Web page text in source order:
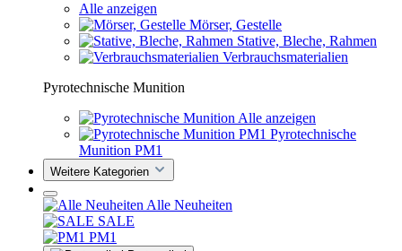
Alle anzeigen
Mörser, Gestelle
Stative, Bleche, Rahmen
Verbrauchsmaterialien
Pyrotechnische Munition
Alle anzeigen
Pyrotechnische
Munition PM1
Weitere Kategorien
Alle Neuheiten
SALE
PM1